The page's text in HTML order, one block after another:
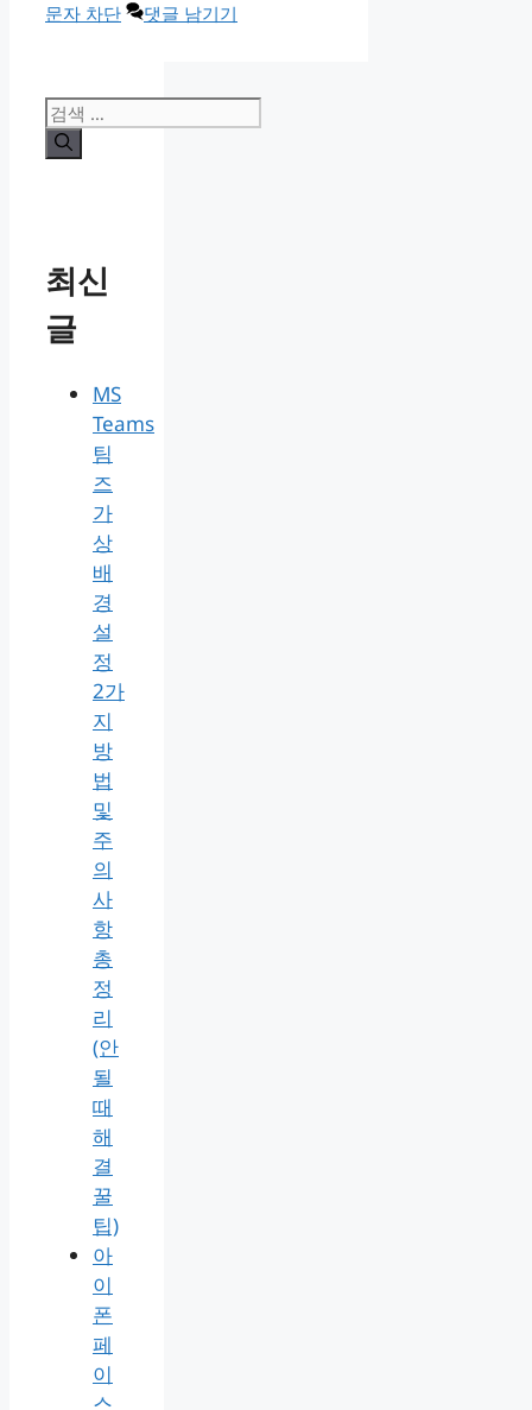
문자 차단
댓글 남기기
검
색:
최신
글
MS
Teams
팀
즈
가
상
배
경
설
정
2가
지
방
법
및
주
의
사
항
총
정
리
(안
될
때
해
결
꿀
팁)
아
이
폰
페
이
스